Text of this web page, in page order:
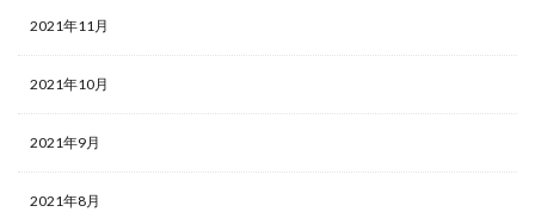
2021年11月
2021年10月
2021年9月
2021年8月